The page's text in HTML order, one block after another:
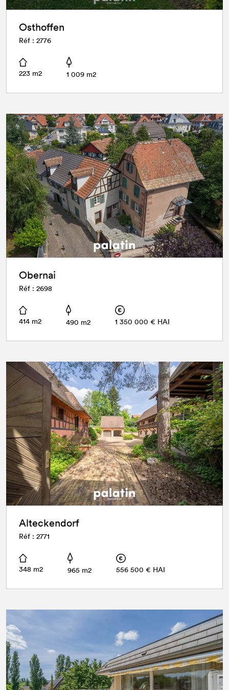
Osthoffen
Réf : 2776
223 m2 1 009 m2
Obernai
Réf : 2698
414 m2 490 m2 1 350 000 € HAI
Alteckendorf
Réf : 2771
348 m2 965 m2 556 500 € HAI